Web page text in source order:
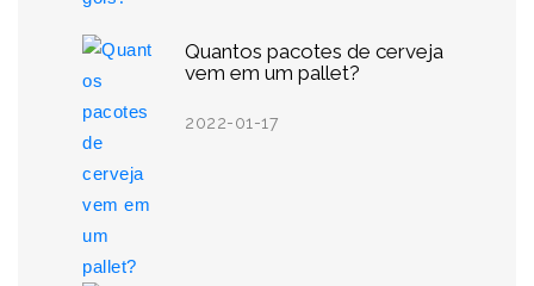
Quantos pacotes de cerveja
vem em um pallet?
2022-01-17